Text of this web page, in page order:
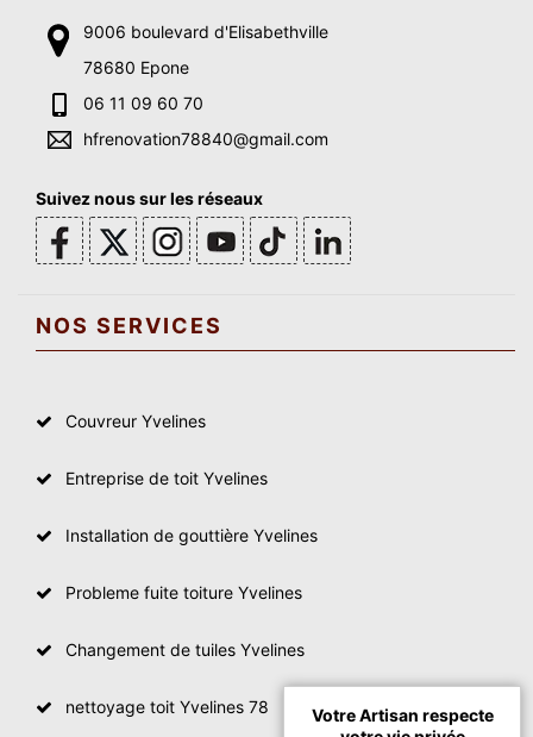
9006 boulevard d'Elisabethville
78680 Epone
06 11 09 60 70
hfrenovation78840@gmail.com
Suivez nous sur les réseaux
NOS SERVICES
Couvreur Yvelines
Entreprise de toit Yvelines
Installation de gouttière Yvelines
Probleme fuite toiture Yvelines
Changement de tuiles Yvelines
nettoyage toit Yvelines 78
Votre Artisan respecte